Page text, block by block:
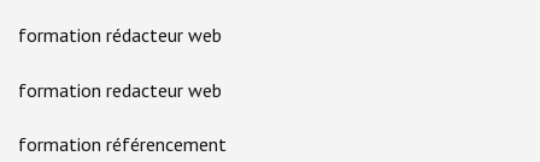
formation rédacteur web
formation redacteur web
formation référencement